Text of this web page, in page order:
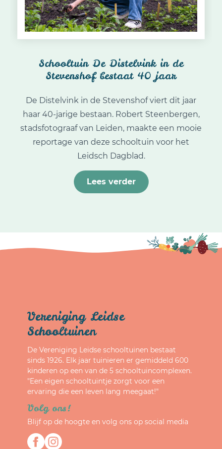
Schooltuin De Distelvink in de
Stevenshof bestaat 40 jaar
De Distelvink in de Stevenshof viert dit jaar
haar 40-jarige bestaan. Robert Steenbergen,
stadsfotograaf van Leiden, maakte een mooie
reportage van deze schooltuin voor het
Leidsch Dagblad.
Lees verder
Vereniging Leidse
Schooltuinen
De Vereniging Leidse schooltuinen bestaat
sinds 1926. Elk jaar tuinieren er gemiddeld 600
kinderen op een van de 5 schooltuincomplexen.
"Een eigen schooltuintje zorgt voor een
ervaring die een leven lang meegaat!"
Volg ons!
Blijf op de hoogte en volg ons op social media